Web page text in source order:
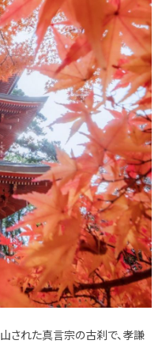
された真言宗の古刹で、孝謙